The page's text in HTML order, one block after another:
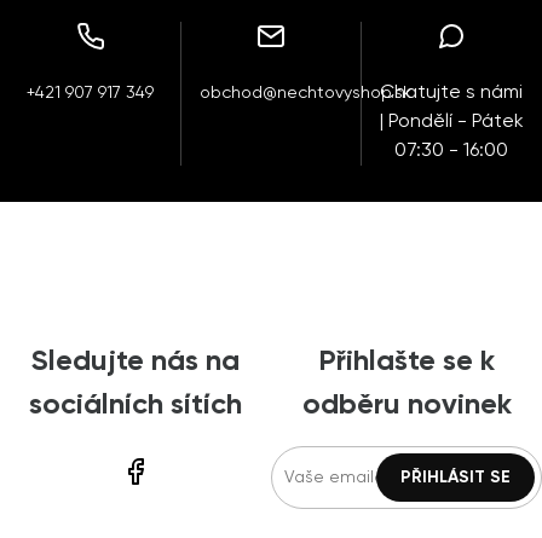
+421 907 917 349 obchod@nechtovyshop.skChatujte s námi
| Pondělí - Pátek
07:30 - 16:00
Sledujte nás na
sociálních sítích
Přihlašte se k
odběru novinek